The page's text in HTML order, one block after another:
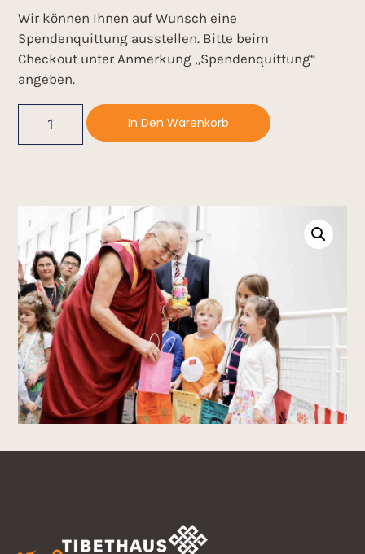
Wir können Ihnen auf Wunsch eine
Spendenquittung ausstellen. Bitte beim
Checkout unter Anmerkung „Spendenquittung“
angeben.
In Den Warenkorb